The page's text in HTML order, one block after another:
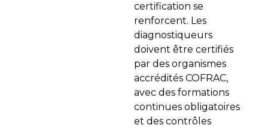
certification se
renforcent. Les
diagnostiqueurs
doivent être certifiés
par des organismes
accrédités COFRAC,
avec des formations
continues obligatoires
et des contrôles